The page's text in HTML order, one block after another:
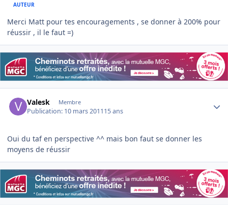
AUTEUR
Merci Matt pour tes encouragements , se donner à 200% pour
réussir , il le faut =)
Valesk Membre
Publication: 10 mars 201115 ans
Oui du taf en perspective ^^ mais bon faut se donner les
moyens de réussir